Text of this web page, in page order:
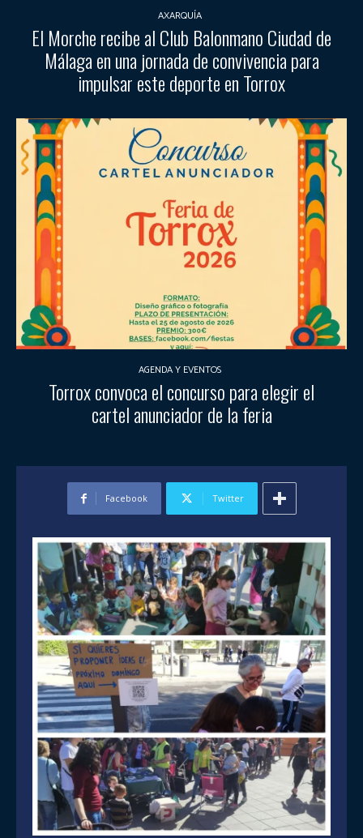
AXARQUÍA
El Morche recibe al Club Balonmano Ciudad de
Málaga en una jornada de convivencia para
impulsar este deporte en Torrox
AGENDA Y EVENTOS
Torrox convoca el concurso para elegir el
cartel anunciador de la feria
Facebook Twitter